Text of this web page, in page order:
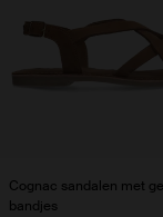
Cognac sandalen met
bandjes